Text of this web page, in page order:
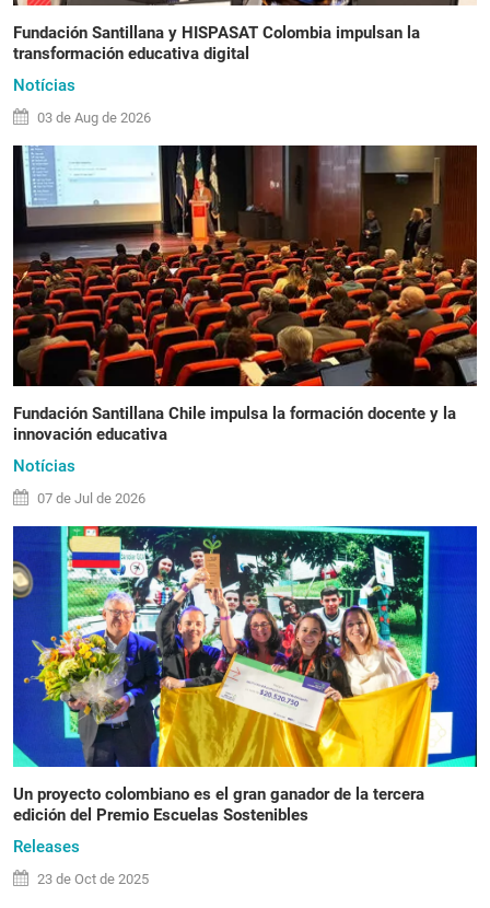
Fundación Santillana y HISPASAT Colombia impulsan la
transformación educativa digital
Notícias
03 de Aug de 2026
Fundación Santillana Chile impulsa la formación docente y la
innovación educativa
Notícias
07 de Jul de 2026
Un proyecto colombiano es el gran ganador de la tercera
edición del Premio Escuelas Sostenibles
Releases
23 de Oct de 2025